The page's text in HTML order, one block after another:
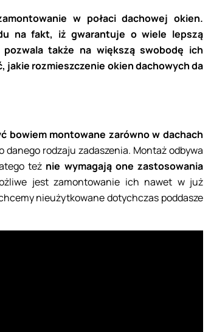
w połaci dachowej okien.
na fakt, iż gwarantuje o wiele lepszą
także na większą swobodę ich
jakie rozmieszczenie okien dachowych da
bowiem montowane zarówno w dachach
danego rodzaju zadaszenia. Montaż odbywa
też nie wymagają one zastosowania
jest zamontowanie ich nawet w już
nieużytkowane dotychczas poddasze